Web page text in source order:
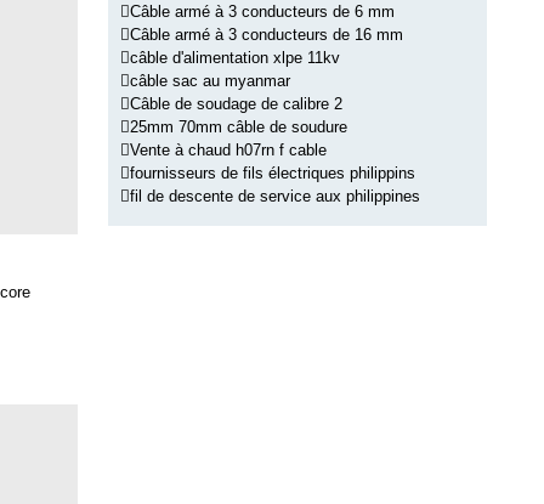
Câble armé à 3 conducteurs de 6 mm
Câble armé à 3 conducteurs de 16 mm
câble d'alimentation xlpe 11kv
câble sac au myanmar
Câble de soudage de calibre 2
25mm 70mm câble de soudure
Vente à chaud h07rn f cable
fournisseurs de fils électriques philippins
fil de descente de service aux philippines